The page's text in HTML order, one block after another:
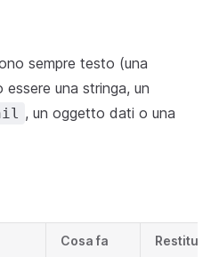
sempre testo (una
una stringa, un
, un oggetto dati o una
Cosa fa